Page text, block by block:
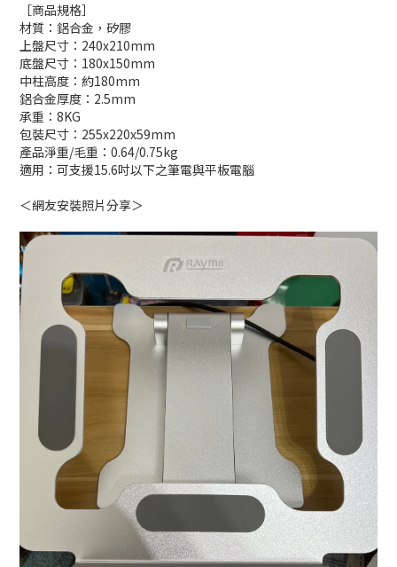
［商品規格］
材質：鋁合金，矽膠
上盤尺寸：240x210mm
底盤尺寸：180x150mm
中柱高度：約180mm
鋁合金厚度：2.5mm
承重：8KG
包裝尺寸：255x220x59mm
產品淨重/毛重：0.64/0.75kg
適用：可支援15.6吋以下之筆電與平板電腦
＜網友安裝照片分享＞